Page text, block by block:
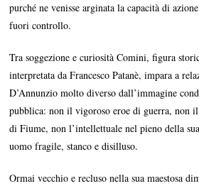
purché ne venisse arginata la capacità di
fuori controllo.
Tra soggezione e curiosità Comini, figura
interpretata da Francesco Patanè, impara a
D’Annunzio molto diverso dall’immagine
pubblica: non il vigoroso eroe di guerra, non
di Fiume, non l’intellettuale nel pieno della
uomo fragile, stanco e disilluso.
Ormai vecchio e recluso nella sua maestosa